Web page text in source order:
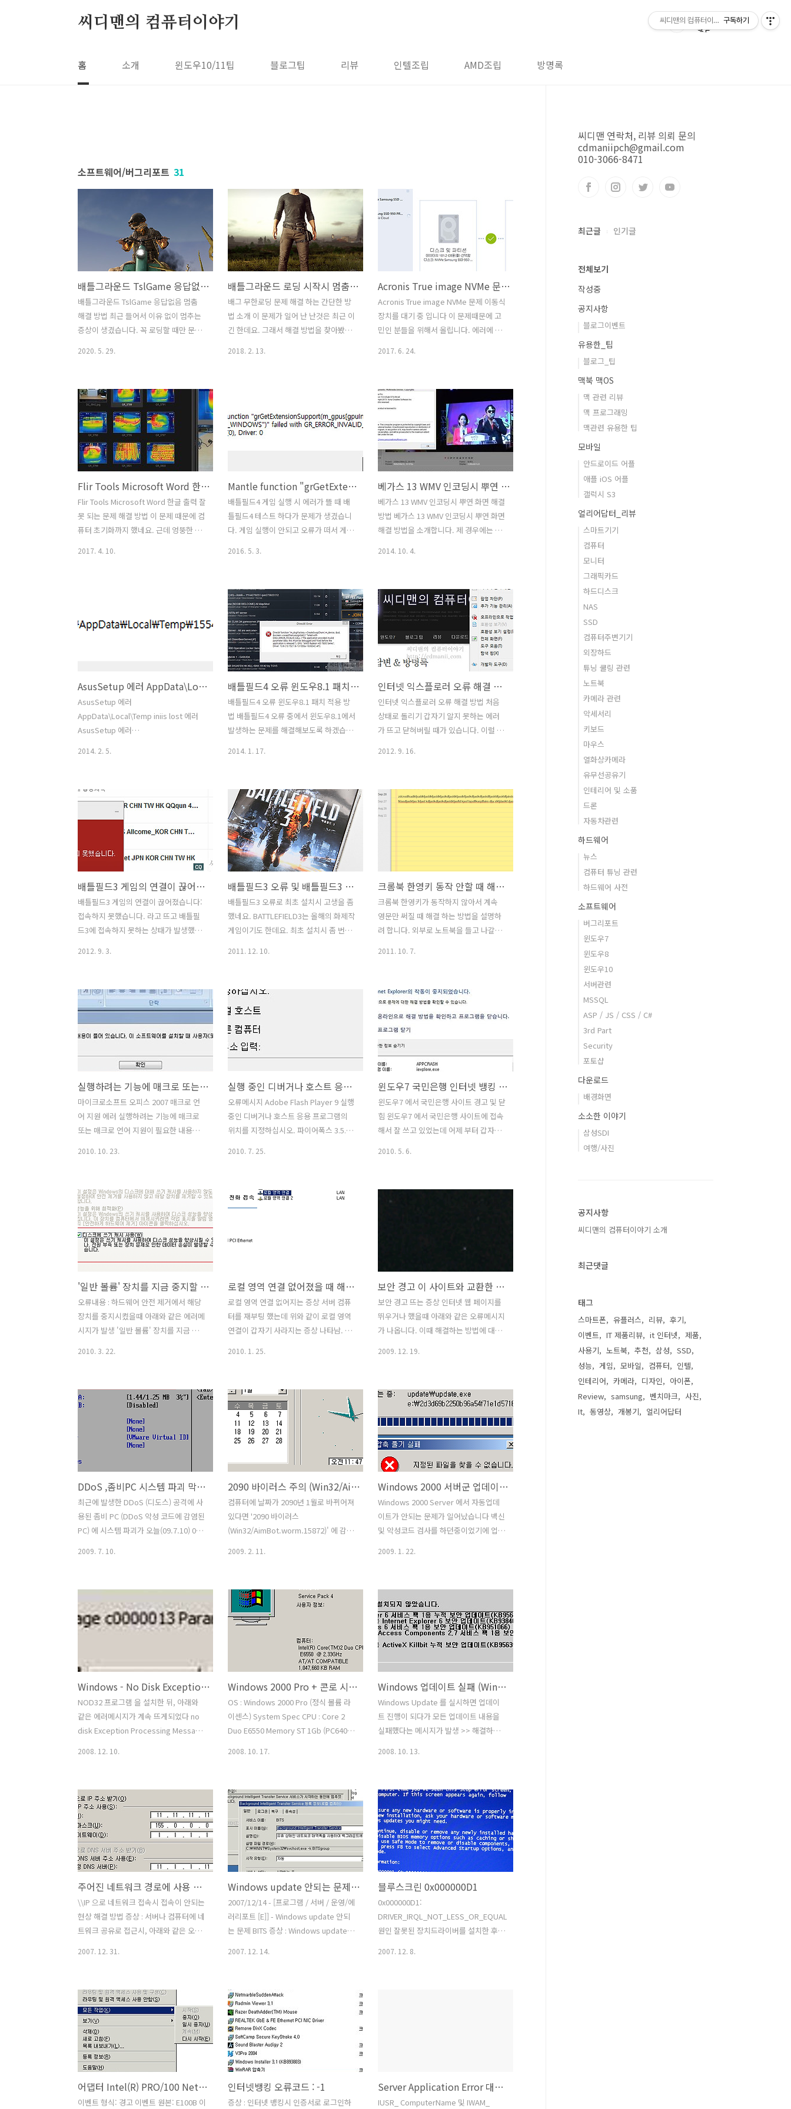
씨디맨의 컴퓨터이야기
홈 소개 윈도우10/11팁 블로그팁 리뷰 인텔조립 AMD조립 방명록
소프트웨어/버그리포트 31
배틀그라운드 TslGame 응답없음 멈춤 해결 방법
배틀그라운드 TslGame 응답없음 멈춤
해결 방법 최근 들어서 이유 없이 멈추는
증상이 생겼습니다. 꼭 로딩할 때만 문제
난 뒤 대기 화면에서 갑자기 그냥 멈춰버
리는 증상 입니다. 배틀그라운드
TslGame 응답없음 이라고 나오고 더이
상 진행이 안되는 문제 인데요. 가만히 기
다리면 게임이 닫히기도 하지만 만약 게
임을 전체화면으로 해둔 상태라면 키가
안먹혀서 그냥 컴퓨터가 멈춘것으로 착각
하고 강제로 재부팅할 수 도 있습니다. 컴
퓨터를 새로 설치해도 이렇게 동일하게
멈추는 증상이 계속 반복이 되었는데요.
웃긴것은 처음 로딩 때 멈추는 이 증상을
해도..
2020. 5. 29.
배틀그라운드 로딩 시작시 멈춤 문제 해결 방법
배그 무한로딩 문제 해결 하는 간단한 방
법 소개 이 문제가 일어 난 난것은 최근 이
긴 한데요. 그래서 해결 방법을 찾아봤습
체제도 재설치해보고 묹제가 될만한 프로
그램을 끈 상태로 해보고 여러가지 시도
문에 고객센테에도 문의 했는데 뾰족한
답변은 없더군요. 이 문제는 게임이 시작
이 안되는 문제 입니다. 처음 로비화면까
지는 당연 잘 됩니다. 배틀그라운드 로딩
2018. 2. 13.
Acronis True image NVMe 문제 이동식 장치를 대기 중 입니다
Acronis True image NVMe 문제 이동식
장치를 대기 중 입니다 이 문제때문에 고
민인 분들을 위해서 올립니다. 에러에 대
는 방법에 대한 부분인데요. cronis True
image NVMe 문제로 이동식 장치를 대기
중 입니다 메시지가 나타나면 당황할 것
같습니다. NVMe SSD를 쓰시는 분들의
경우에 해당하는 문제이기도 합니다.
PCIe 여러개의 레일을 끌어써서 속도를
올리는 부분때문의 문제인데요. 사실 문
제라고 보기도 그렇지만. 아크로니스 트
루이미지에서는 복제나 복구시 NVMe
SSD를 인식하지 못할 수 있습니다.
Acronis True image NVM..
2017. 6. 24.
Flir Tools Microsoft Word 한글 출력 잘못 되는 문제 해결 방법
Flir Tools Microsoft Word 한글 출력 잘
못 되는 문제 해결 방법 이 문제 때문에 컴
퓨터 초기화까지 했네요. 근데 엉뚱한 문
가되면서 한글이 잘못 입력이 되고 띄워
니다. 플러스 버전은 유료버전 입니다. 가
격도 꽤 나가죠. 근데 버전업이 되면서 좋
은점도 있는데 불편한점도 생기네요. Flir
Tools..
2017. 4. 10.
Mantle function "grGetExtensionSupport 오류 해결 방법
배틀필드4 게임 실행 시 에러가 뜰 때 배
틀필드4 테스트 하다가 문제가 생겼습니
다. 게임 실행이 안되고 오류가 떠서 게임
해결 방법에 대해서 적혀 있는 글이 없고
해외 포럼에서도 어떻게 해야하냐는 글만
있어서 소개합니다. Nvidia 그래픽카드를
사용하는 상태로 맨틀을 활성화 하면 문
제가 되는데요. Mantle function
"grGetExtensionSupport 오류 해결은
개인 설정값을 직접 파일 수정으로 변경
하여 해결하면 됩니다. -------------------
-------- DirectX Mantle -----------------
---------- ..
2016. 5. 3.
베가스 13 WMV 인코딩시 뿌연 화면 해결 방법
베가스 13 WMV 인코딩시 뿌연 화면 해결
방법 베가스 13 WMV 인코딩시 뿌연 화면
해결 방법을 소개합니다. 제 경우에는 소
을 해 봤습니다. 그런데 뿌옇게 나오는 부
분을 수정하는 방법이 다르네요. 베가스
13 WVM 인코딩시 뿌연 화면을 보지 않으
려면 셋팅값을 외워야할듯하네요. 쉽게
그전에는 computer 컬러 셋팅이 있었는
데 그것이 없군요. 지금 이 이야기가 어려
울듯 하니 상황설명을 먼저 해보죠. Sony
캠코더라 쪽은 영상을 Sony Vegas 에서
편집 시 WMV로 그냥 인코딩 하면 검은색
부분이 뿌옇게 나와버립니다. 이유는 캠
코더에서 찍은 검은색과 Vegas에서..
2014. 10. 4.
AsusSetup 에러 AppData\Local\Temp iniis lost 에러
AsusSetup 에러
AppData\Local\Temp iniis lost 에러
AsusSetup 에러
라이버를 설치 시 자동 설치를 하면 여러
번 재부팅을 하게 되는데 이때 중도에 중
단하게 되면 아마도 이런 에러가 뜰듯한
데요. AsusSetup 에러 메시지 창이 나타
메시지가 뜰 때에는 아래 내용을 따라 해
결을 볼 수 있습니다. 레지스트리에서 특
정 키를 삭제해서 메시지가 뜨지 않도록
해결을 볼 수 가 있는데요. dll 에러가 뜰
때 해결 보는 방법과 비슷하네요. ASUS
사이트에 답변에 있는것처럼 레지스트리
2014. 2. 5.
배틀필드4 오류 윈도우8.1 패치 적용 방법
배틀필드4 오류 윈도우8.1 패치 적용 방
법 배틀필드4 오류 중에서 윈도우8.1에서
발생하는 문제를 해결해보도록 하겠습니
넣는 바람에 그 부분 때문에 문제가 되고
있습니다. 배틀필드4 오류는 이 문자 때문
에 에러가 나는것이므로 bf4.exe 파일을
열어서 그부분 문자를 다른것으로 바꿔줘
서 해결 할 수 있습니다. 다만 패치가 될때
마다 다시 수정을 해줘야하는 문제가 있
긴 하네요. 제작사에서 얼른 해결해줬으
면 하지만 배틀필드3 때부터 그랬지만 이
런 부분에서는 대응이 상당히 늦죠. 게다
가 그래픽카드도 좀 가리는 부분이 있고
그래픽카드 드라이버에 따라서도 좀 문제
2014. 1. 17.
인터넷 익스플로러 오류 해결 방법 처음 상태로 돌리기
인터넷 익스플로러 오류 해결 방법 처음
상태로 돌리기 갑자기 알지 못하는 에러
가 뜨고 닫혀버릴 때가 있습니다. 이럴 때
있습니다. 인터넷 익스플로러 오류는 사
실 너무 다양합니다. 어떤 페이지에 문제
가 있을 때도 문제가 생길 수 있고, 또는
운영체제를 한번 백업해놓는게 좋기도 하
죠. 제 경우에는 트루이미지로 백업을 해
놓는 편인데요. 이외에는 윈도우 복원 시
점을 만들어놓는것도 도움은 되죠. 용량
을 괜히 차지하거나 그러기도 하지만, 이
2012. 9. 16.
배틀필드3 게임의 연결이 끊어졌습니다: 접속하지 못했습니다.
배틀필드3 게임의 연결이 끊어졌습니다:
접속하지 못했습니다. 라고 뜨고 배틀필
드3에 접속하지 못하는 상태가 발생했습
위험하게 하는 핵사용자는 상당히 싫어하
는데요. 핵을 쓰지 않아도 배틀필드3 게임
의 연결이 끊어졌습니다: 접속하지 못했
습니다. 에러가 뜨고 안되는 경우 상당히
라고 하는데 펑크 부스터를 수동업데이트
를 완료 해도 안되는 경우도 있습니다. 제
경우가 지금 그 상태인데요. 차례대로 해
결방법들을 적어보도록 하겠습니다. 서버
를 선택하고 접속을 했는데 로딩이 되는
듯하다가 배틀필드3 게임의 연결이 끊어
뜨는 모습 입니..
2012. 9. 3.
배틀필드3 오류 및 배틀필드3 설치 방법
배틀필드3 오류로 최초 설치시 고생을 좀
했네요. BATTLEFIELD3는 올해의 화제작
게임이기도 한데요. 최초 설치시 좀 번거
Nvidia GTX 560 Ti 를 사용 중 인데요. 방
롭지만 모두 다 한번 해주면 해결이 되긴
합니다. 물론 이것은 배틀필드3 정품게임
을 실행해서 네트워크 게임을 할 때 해당
되는 내용 입니다. 직접 배틀필드3를 해보
쟁에 참전하고 있는 느낌마저 들구요. 물
론 심취해 있을 때 이야기죠. 탱크와 전투
기, 헬기등 여러가지 기체를 활용할 수 있
고, 무기도 레벨이 올라갈때마다 새로운
2011. 12. 10.
크롬북 한영키 동작 안할 때 해결 방법
크롬북 한영키가 동작하지 않아서 계속
영문만 써질 때 해결 하는 방법을 설명하
려 합니다. 외부로 노트북을 들고 나갈일
쪽 alt 키 인데 아무리 눌러도 동작을 하지
않았습니다. 단축키가 잘못눌렸나 해서
아무리 살펴보았지만 해결이 되지 않더군
요. 브라우저의 주소줄을 클릭 후 다시 타
이핑을 하면 보통 문제가 해결되나 그것
도 해결이 되지 않았습니다. 크롬북을 완
전히 로그오프 후 끈 뒤 다시 켜기를 여러
번 반복해보았으니 그래도 해결이 되지
않더군요. 메모앱인 Quick Note 를 켜고
타이핑 중인 모습입니다. 그런데 계속 영
문만 입력이 됩니다. 한글을 입력을 하고
2011. 10. 7.
실행하려는 기능에 매크로 또는 매크로 언어 지원이 필요한 내용이 들어 있습니다. 이 소프트웨어를 실행할 때 사용자(또는 관리자)가 매크로나 컨트롤 지원 기능을 설치하지 않았습니다. 마..
마이크로소프트 오피스 2007 매크로 언
어 지원 에러 실행하려는 기능에 매크로
또는 매크로 언어 지원이 필요한 내용이
는 에러메시지가 마이크로소프트 오피스
2007 실행시 뜹니다. 문서를 닫을 때도 해
당 오류가 뜨고 닫을 때도 오류가 뜹니다.
문서에 매크로 와 관련된 내용이 있음을
경고하는 메시지이지만, 경고메시지가 오
니다. 실행하려는 기능에 매크로 또는 매
크로 언어 지원이 필요한 내용이 들어 있
습니다. 이 소프트웨어를 실행할 때 사용
자(또는 관리자)가 매크로나 컨트롤 지원
2010. 10. 23.
실행 중인 디버거나 호스트 응용 프로그램의 위치를 지정하십시오
오류메시지 Adobe Flash Player 9 실행
중인 디버거나 호스트 응용 프로그램의
위치를 지정하십시오. 파이어폭스 3.5.3
드로 설치하면 플래시등을 읽을때 각종
에러들이 나오더군요. (디버그를 하면서
았고 상위버전으로 설치하면 된다고 글은
대로 해결 방법을 알아보다가 해결되었기
에 적어봅니다. 해결 방법 1. 먼저 파이어
폭스 부가기능의 Shockwave Flash 9 를
"사용 안 함" 으로 변..
2010. 7. 25.
윈도우7 국민은행 인터넷 뱅킹 사이트 닫힘 APPCRASH 오류
윈도우7 에서 국민은행 사이트 경고 및 닫
힘 윈도우7 에서 국민은행 사이트에 접속
해서 잘 쓰고 있었는데 어제 부터 갑자기
방법을 찾아보다가 어느 프로그램 하나만
지우니 잘 되더군요. 키보드 보완 프로그
에서 국민은행 사이트에서 에러 윈도우7
은 기본적으루 IE8 이 설치가 되어있습니
다. (대한민국) 문제 이벤트 이름은
APPCRASH , 오류 모듈 이름은
kcrypto.dll 이군요. 윈도우7 에서 국민
2010. 5. 6.
'일반 볼륨' 장치를 지금 중지할 수 없습니다. 장치를 나중에 중지해 보십시오.
오류내용 : 하드웨어 안전 제거에서 해당
장치를 중지시켰을때 아래와 같은 에러메
시지가 발생 '일반 볼륨' 장치를 지금 중지
의 해당폴더가 켜있을경우) 윈도우 프로
세스와의 충돌로 인한 문제 해결방법 : [1]
해당장치와 관련된 폴더를 모두 닫음. 해
당장치에서의 엑세스 되는 파일을 닫음
[2] 1번으로 해결되지 않으경우,
Windows 작업 관리자에서
explorer.exe 를 닫은뒤 새실행에서
explorer.exe 를 재실행 [3] 하드웨어 안
전제거 다시 실시 2번방법 상세설명 작업
표시줄 → 마우스오른쪽버튼 →
Windows 작업 관리자 → explorer.exe
2010. 3. 22.
로컬 영역 연결 없어졌을 때 해결 방법
로컬 영역 연결 없어지는 증상 서버 컴퓨
터를 재부팅 했는데 위와 같이 로컬 영역
연결이 갑자기 사라지는 증상 나타남. 인
유로 하여 레지스트리 키가 변경된 경우,
또는 악의적인 목적으로 의도적으로 키
를 삭제했을 경우. 임의로 서버에 프록시
서버 등을 셋팅해놓은 뒤 삭제 되는걸 막
기 위해서 의도적으로 키 삭제. MS 기술
http://support.microsoft.com/kb/269019
중요한 이 섹션, 메서드 또는 작업 레지스
트리를 수정하는 방법을 알려 주는 단계
가 포함되어 있습니다. 그러나 레지스트
리를 잘못 수정하면 심각한 문제가 발생
2010. 1. 25.
보안 경고 이 사이트와 교환한 정보는 다른 사람이 보거나 변경할 수 없습니다
보안 경고 뜨는 증상 인터넷 웹 페이지를
뛰우거나 했을때 아래와 같은 오류메시지
가 나옵니다. 이때 해결하는 방법에 대해
에 문제가 있습니다. 보안 경고 해결 방법
보안 인증서 오류가 나는 이유로는 해당
사이트의 인증서가 갱신되지 않거나 또는
시뢰하지 않는 사이트로 등록되었을때 뜰
수 있습니다. 해당사이트에 문제가 있는
경우에는 그 사이트 관리자에게 처리를
부탁해야하며, 실뢰하지 않는 사이트로
등록되었을때는 인터넷 옵션에서 해당 사
이트를 목록에서 제거해주면 됩니다. 또
하나의 가능성은 시스템의 날짜가 너무
옛날로 되어있을 가능성입니다. 오른쪽
인합니다. ..
2009. 12. 19.
DDoS ,좀비PC 시스템 파괴 막기 및 치료 (안전한방법)
최근에 발생한 DDoS (디도스) 공격에 사
용된 좀비 PC (DDoS 악성 코드에 감염된
PC) 에 시스템 파괴가 오늘(09.7.10) 00시
취한뒤, 악성코드를 검사하여 치료하라고
권하고 있습니다. 저는 좀 더 안전한방법
을 생각하다가 글을 한번 써봅니다.
DDoS 악성코드가 감염된 PC 는 동일한
보를 받으면 그것을 타겟으로 공격을 합
니다. 시간은 아무래도 서버를 두고 있을
것같긴 하지만 아닐 수 도 있기에 클라이
언트 PC (사용자의 PC) 의 시간을 기준으
로 해서 동작할 수 있습니다. 시스템 파괴
2009. 7. 10.
2090 바이러스 주의 (Win32/AimBot.worm.15872)
컴퓨터에 날짜가 2090년 1월로 바뀌어져
있다면 '2090 바이러스
(Win32/AimBot.worm.15872)' 에 감염
한 USB 등의 자동 실행파일인
autorun.inf 파일에 의해서 윈도우의 로
그인 부분의 레지스트리의 조작으로 윈도
우 부팅 후 로그인과 동시에 로그오프가
되는 현상이 반복되며, 안전부팅으로도
부팅이 되지 않기 때문에 최후의 수단으
로 포멧후 재설치를 하는 경우도 발생한
다고 합니다. 2090 바이러스 증상 : 시스
템 날짜가 2090년 1월 1일로 변경 일부시
스템(Windows XP SP3) 에서 컴퓨터 로
그인 과 동시에 로그오..
2009. 2. 11.
Windows 2000 서버군 업데이트가 안되는 문제
Windows 2000 Server 에서 자동업데
이트가 안되는 문제가 일어났습니다 백신
및 악성코드 검사를 하던중이었기에 업데
Update 가 되지 않음 Microsoft.com
사이트에서 Windows Update 를 직접
실행시켜도 업데이트가 모두 실패 또는
진행이 되지 않음 프로그램 추가/제거 를
실행했을때 뜨지 않음 Background
서비스가 시작이 되지 않음 BITS 를 재시
작하려고 하여도 종속되어있는 서비스
(System Event Notification) 이 재기동
되지 않음 Update 일부파일을 직접 다
운..
2009. 1. 22.
Windows - No Disk Exception Processing Message c0000013 Parameters 75b6bf9c 4 75b6bf9c 75b6bf9c
NOD32 프로그램 을 설치한 뒤, 아래와
같은 에러메시지가 계속 뜨게되었다 no
disk Exception Processing Message
이나 기타 바이러스 검사를 해보았지만
모두 검출되지 않았다 Disk 와 관계가 있
겠다 싶어서 NOD 의 Amon 설정에서 네
트워크 및 외부 입력 디스크등의 검사를
체크를 해제를 했다 하지만, 에러는 계속
뜨고 이 에러때문인지는 알 수 없으나 컴
퓨터의 비정상적인 재부팅도 이루어졌다
검색을 계속 하던중 해결책이 될만한 부
분을 찾게 되었다
http://www.consumingexperience.com/2007/11/windows-..
2008. 12. 10.
Windows 2000 Pro + 콘로 시스템 다운 증상
OS : Windows 2000 Pro (정식 볼륨 라
이센스) System Spec CPU : Core 2
Duo E6550 Memory ST 1Gb (PC6400)
유율은 1-2% 로 정상이고 메모리 사용량
도 정상임에도 불구하고 창이 하얗게 되
며 윈도우 창이 응답이 없는경우가 반복
조취 : (실패) 오버클럭킹을 일단 해제 >
처음에는 괜찮으나 사용도중 같은 증상
윈도우 재설치 후 과부하 테스트 > 몇일은
괜찮으나 사용도중 계속 같은 현상반복
조취 : (일단은 성공) 바이오스 셋업에서
FSB 를 333->266 으로 변경 , 램타이밍
은 메모리 스팩대..
2008. 10. 17.
Windows 업데이트 실패 (Windows 2000 Server) 작성중
Windows Update 를 실시하면 업데이
트 진행이 되다가 모든 업데이트 내용을
실패했다는 메시지가 발생 >> 해결하려
by using Automatic Updates after
you perform a new Windows XP
installation or you repair a Windows
XP installation View products that
this article applies to. Article ID :
943144 Last Review : September 10,
2008 Revision : 5.0 On Th..
2008. 10. 13.
주어진 네트워크 경로에 사용 가능한 네트워크 공급자가 없습니다
\\IP 으로 네트워크 접속시 접속이 안되는
현상 해결 방법 증상 : 서버나 컴퓨터에 네
트워크 공유로 접근시, 아래와 같은 오류
도움말을 참고하십시오. 주어진 네트워크
경로에 사용 가능한 네트워크 공급자가
없습니다 위와 같이 오류가 나타나며 접
속이 안되는 상황 { 해결 방법 3가지 } 139
/ 445 포트가 의도적으로 막혀있을 가능
성이 있다 접속 대상인 컴퓨터에서 바탕
화면 -> 네트워크 환경-> 속성->로컬 영
역 연결 등록 정보 ->인터넷 프로토콜
(TCP/IP) -> 등록정보 하단의 고급 버튼
2007. 12. 31.
Windows update 안되는 문제 BITS
2007/12/14 - [프로그램 / 서버 / 운영/에
러리포트 [E]] - Windows update 안되
는 문제 BITS 증상 : Windows update 를
Background Intelligent Transfer
Service 가 멈추어있다고 뜨며 서비스에
가보아도 Background Intelligent
Transfer Service 가 "시작하는 중" 상
태로 되어있으며 서비스 중지 및 시작 버
튼은 전혀 사용할 수 없는 상태 해결 중:
Background Intelligent Transfer
Service 서비스의 서비스 유형을 수동으
로 해둔상태로 리부팅 리부팅후
2007. 12. 14.
블루스크린 0x000000D1
0x000000D1:
DRIVER_IRQL_NOT_LESS_OR_EQUAL
원인 잘못된 장치드라이버를 설치한 후
시작하면 "STOP:0xD1" 오류 메시지 발
생 컴퓨터를 끄면 Stop 0x000000D1이
2007. 12. 8.
어댑터 Intel(R) PRO/100 Network Connection #2: 링크 파트너로부터 자동 협상 알림을 수신하지 않았습니다. 전이중이 일치하지 않을 수도 있습니다
이벤트 형식: 경고 이벤트 원본: E100B 이
인터넷뱅킹 오류코드 : -1
증상 : 인터넷 뱅킹시 인증서로 로그인하
Server Application Error 대처법
IUSR_ ComputerName 및 IWAM_
씨디맨 연락처, 리뷰 의뢰 문의
cdmaniipch@gmail.com
010-3066-8471
최근글 인기글
전체보기
작성중
공지사항
블로그이벤트
유용한_팁
블로그_팁
맥북 맥OS
맥 관련 리뷰
맥 프로그래밍
맥관련 유용한 팁
모바일
안드로이드 어플
애플 iOS 어플
갤럭시 S3
얼리어답터_리뷰
스마트기기
컴퓨터
모니터
그래픽카드
하드디스크
NAS
SSD
컴퓨터주변기기
외장하드
튜닝 쿨링 관련
노트북
카메라 관련
악세서리
키보드
마우스
열화상카메라
유무선공유기
인테리어 및 소품
드론
자동차관련
하드웨어
뉴스
컴퓨터 튜닝 관련
하드웨어 사전
소프트웨어
버그리포트
윈도우7
윈도우8
윈도우10
서버관련
MSSQL
ASP / JS / CSS / C#
3rd Part
Security
포토샵
다운로드
배경화면
소소한 이야기
삼성SDI
여행/사진
공지사항
씨디맨의 컴퓨터이야기 소개
최근댓글
태그
스마트폰 유플러스 리뷰
후기
이벤트
IT 제품리뷰 it 인터넷
제품
사용기
노트북 추천 삼성
SSD
성능
게임 모바일 컴퓨터
인텔
인테리어
카메라 디자인
아이폰
Review
samsung 벤치마크
사진
It
동영상 개봉기 얼리어답터
씨디맨의 컴퓨터이야기구독하기